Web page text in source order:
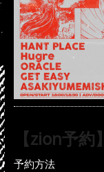
【zion予約】
予約方法